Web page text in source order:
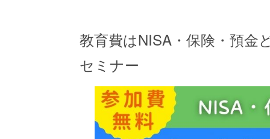
教育費はNISA・保険・預金
セミナー